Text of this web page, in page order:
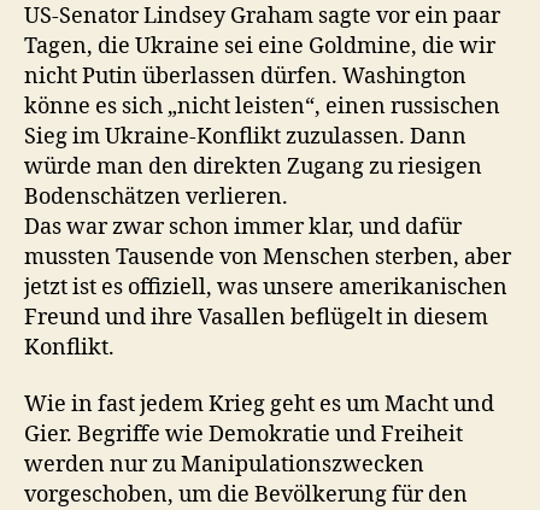
US-Senator Lindsey Graham sagte vor ein paar
Tagen, die Ukraine sei eine Goldmine, die wir
nicht Putin überlassen dürfen. Washington
könne es sich „nicht leisten“, einen russischen
Sieg im Ukraine-Konflikt zuzulassen. Dann
würde man den direkten Zugang zu riesigen
Bodenschätzen verlieren.
Das war zwar schon immer klar, und dafür
mussten Tausende von Menschen sterben, aber
jetzt ist es offiziell, was unsere amerikanischen
Freund und ihre Vasallen beflügelt in diesem
Konflikt.
Wie in fast jedem Krieg geht es um Macht und
Gier. Begriffe wie Demokratie und Freiheit
werden nur zu Manipulationszwecken
vorgeschoben, um die Bevölkerung für den